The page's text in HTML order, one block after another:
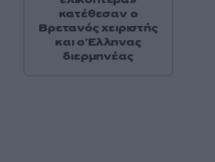
κατέθεσαν ο
Βρετανός χειριστής
και ο Έλληνας
διερμηνέας